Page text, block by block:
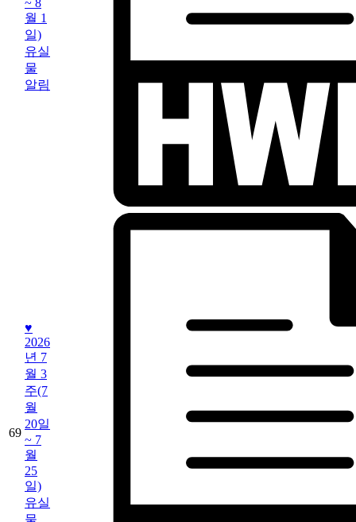
~ 8
월 1
일)
유실
물
알림
69
♥
2026
년 7
월 3
주(7
월
20일
~ 7
월
25
일)
유실
물